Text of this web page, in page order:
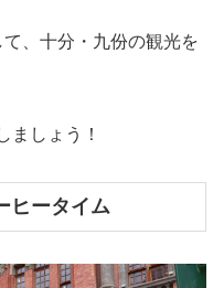
、十分・九份の観光を
ましょう！
ヒータイム